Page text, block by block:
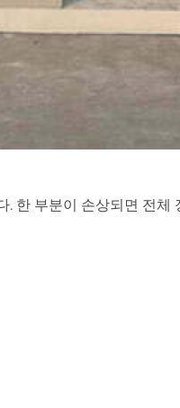
한 부분이 손상되면 전